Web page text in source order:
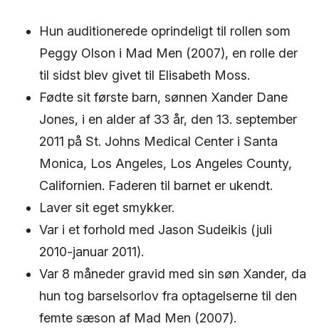
Hun auditionerede oprindeligt til rollen som
Peggy Olson i Mad Men (2007), en rolle der
til sidst blev givet til Elisabeth Moss.
Fødte sit første barn, sønnen Xander Dane
Jones, i en alder af 33 år, den 13. september
2011 på St. Johns Medical Center i Santa
Monica, Los Angeles, Los Angeles County,
Californien. Faderen til barnet er ukendt.
Laver sit eget smykker.
Var i et forhold med Jason Sudeikis (juli
2010-januar 2011).
Var 8 måneder gravid med sin søn Xander, da
hun tog barselsorlov fra optagelserne til den
femte sæson af Mad Men (2007).